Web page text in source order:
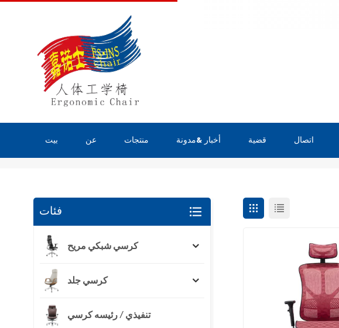
بيت عن منتجات أخبار &مدونة قضية اتصال
يبحث
فئات
كرسي شبكي مريح
كرسي جلد
تنفيذي / رئيسه كرسي